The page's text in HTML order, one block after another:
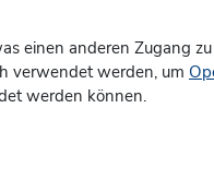
einen anderen Zugang
verwendet werden, um
werden können.